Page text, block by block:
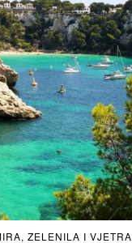
ZELENILA I VJETRA